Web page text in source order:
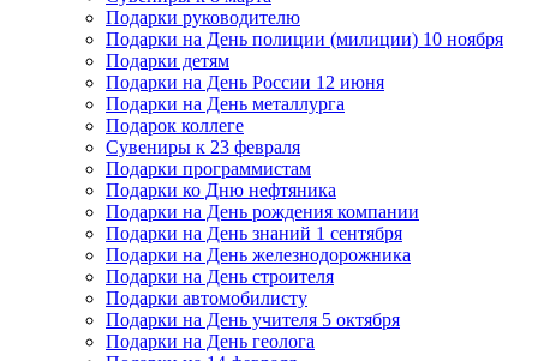
Подарки руководителю
Подарки на День полиции (милиции) 10 ноября
Подарки детям
Подарки на День России 12 июня
Подарки на День металлурга
Подарок коллеге
Сувениры к 23 февраля
Подарки программистам
Подарки ко Дню нефтяника
Подарки на День рождения компании
Подарки на День знаний 1 сентября
Подарки на День железнодорожника
Подарки на День строителя
Подарки автомобилисту
Подарки на День учителя 5 октября
Подарки на День геолога